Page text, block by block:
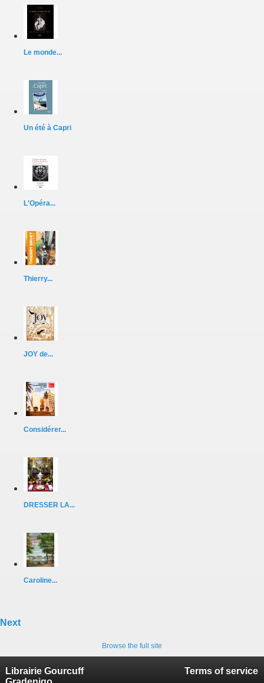
Le monde...
Un été à Capri
L'Opéra...
Thierry...
JOY de...
Considérer...
DRESSER LA...
Caroline...
Next
Browse the full site
Librairie Gourcuff
Terms of service